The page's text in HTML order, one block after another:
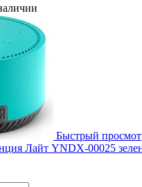
Быстрый
Лайт YNDX-00025